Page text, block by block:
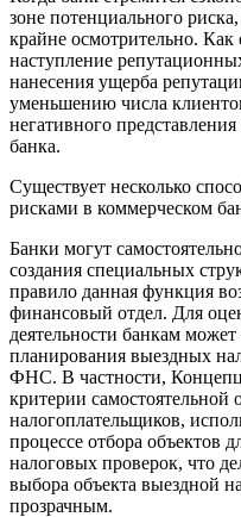
зоне потенциального
крайне осмотрительно. Как
наступление
нанесения ущерба
уменьшению числа
негативного
банка.
Существует несколько
рисками в коммерческом
Банки могут
создания специальных
правило данная функция
финансовый отдел. Для
деятельности банкам
планирования выездных
ФНС. В частности,
критерии самостоятельной
налогоплательщиков,
процессе отбора объектов
налоговых проверок, что
выбора объекта выездной
прозрачным.